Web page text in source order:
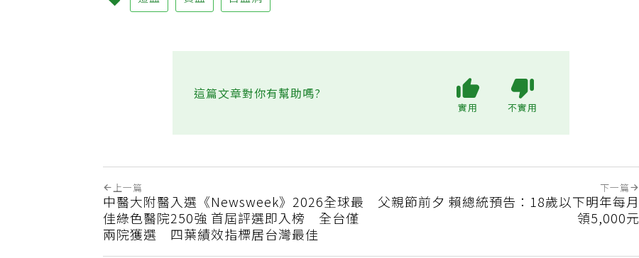
造血 貧血 白血病
這篇文章對你有幫助嗎?
上一篇
中醫大附醫入選《Newsweek》2026全球最
佳綠色醫院250強 首屆評選即入榜 全台僅
兩院獲選 四葉績效指標居台灣最佳
下一篇
父親節前夕 賴總統預告：18歲以下明年每月
領5,000元